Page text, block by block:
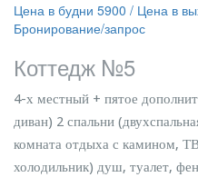
Цена в будни 5900 / Цена в
Бронирование/запрос
Коттедж №5
4-х местный + пятое
диван) 2 спальни
комната отдыха с камином,
холодильник) душ, туалет,